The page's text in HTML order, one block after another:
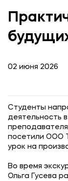
Контакты
Банковские
02 июня 2026
Студенты
деятельность
посетили ООО
урок на
Во время
Ольга Гусева